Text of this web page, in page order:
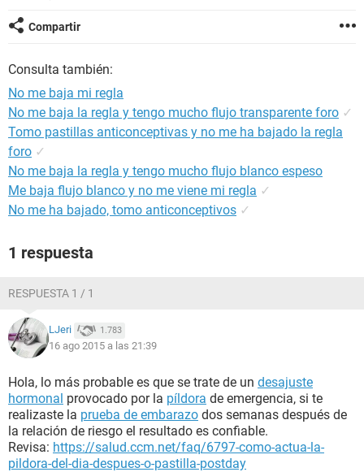
Compartir
Consulta también:
No me baja mi regla
No me baja la regla y tengo mucho flujo transparente foro ✓
Tomo pastillas anticonceptivas y no me ha bajado la regla
foro ✓
No me baja la regla y tengo mucho flujo blanco espeso
Me baja flujo blanco y no me viene mi regla ✓
No me ha bajado, tomo anticonceptivos ✓
1 respuesta
RESPUESTA 1 / 1
LJeri 1.783
16 ago 2015 a las 21:39
Hola, lo más probable es que se trate de un desajuste
hormonal provocado por la píldora de emergencia, si te
realizaste la prueba de embarazo dos semanas después de
la relación de riesgo el resultado es confiable.
Revisa: https://salud.ccm.net/faq/6797-como-actua-la-
pildora-del-dia-despues-o-pastilla-postday